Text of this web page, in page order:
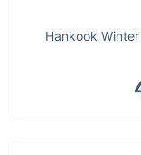
Hankook